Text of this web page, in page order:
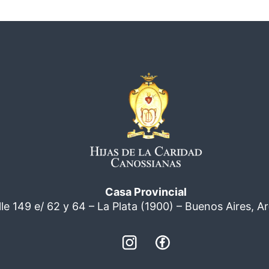
Casa Provincial
149 e/ 62 y 64 – La Plata (1900) – Buenos Aires,